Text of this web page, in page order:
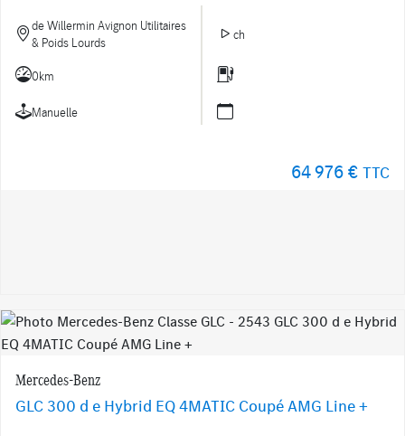
de Willermin Avignon Utilitaires
& Poids Lourds
ch
0km
Manuelle
64 976 € TTC
Mercedes-Benz
GLC 300 d e Hybrid EQ 4MATIC Coupé AMG Line +